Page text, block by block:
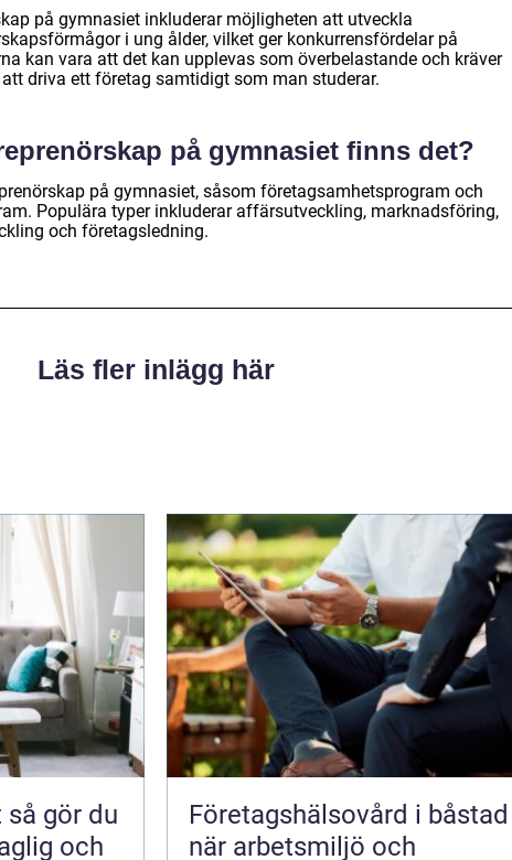
på gymnasiet inkluderar möjligheten att utveckla
i ung ålder, vilket ger konkurrensfördelar på
kan vara att det kan upplevas som överbelastande och kräver
driva ett företag samtidigt som man studerar.
på gymnasiet finns det?
på gymnasiet, såsom företagsamhetsprogram och
Populära typer inkluderar affärsutveckling, marknadsföring,
och företagsledning.
Läs fler inlägg här
och
Företagshälsovård i båstad
när arbetsmiljö och